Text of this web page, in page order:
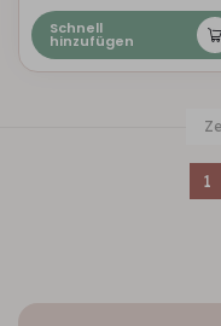
Schnell
hinzufügen
1